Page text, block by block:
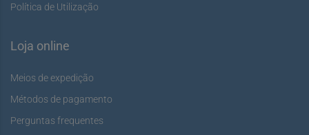
Política de Utilização
Loja online
Meios de expedição
Métodos de pagamento
Perguntas frequentes